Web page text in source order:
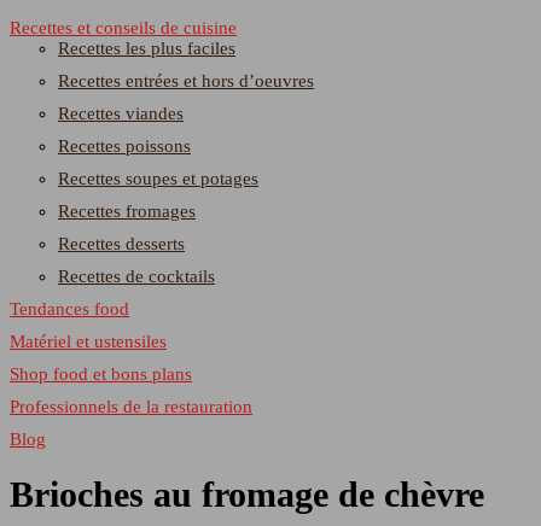
Recettes et conseils de cuisine
Recettes les plus faciles
Recettes entrées et hors d’oeuvres
Recettes viandes
Recettes poissons
Recettes soupes et potages
Recettes fromages
Recettes desserts
Recettes de cocktails
Tendances food
Matériel et ustensiles
Shop food et bons plans
Professionnels de la restauration
Blog
Brioches au fromage de chèvre